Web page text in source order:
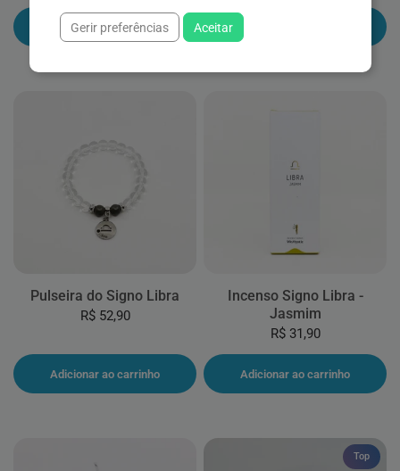
Adicionar ao carrinho
Pulseira do Signo Libra
R$ 52,90
Adicionar ao carrinho
Incenso Signo Libra -
Jasmim
R$ 31,90
Adicionar ao carrinho
Top
Gerir preferências Aceitar